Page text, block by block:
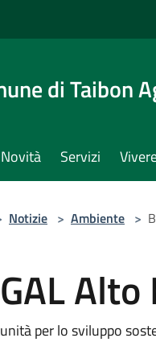
di Taibon
Novità Servizi
Notizie > Ambiente >
per lo sviluppo